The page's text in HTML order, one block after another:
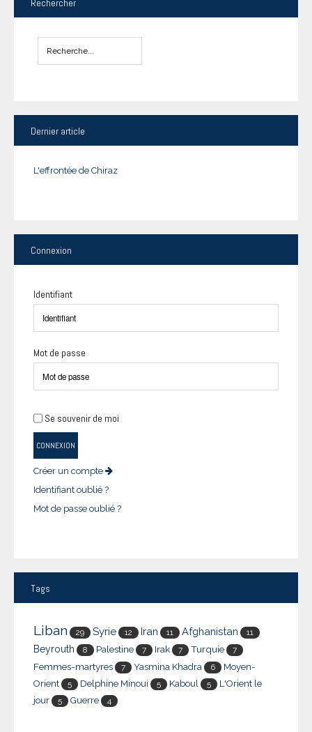
Rechercher
Dernier article
L'effrontée de Chiraz
Connexion
Identifiant
Mot de passe
Se souvenir de moi
CONNEXION
Créer un compte
Identifiant oublié ?
Mot de passe oublié ?
Tags
Liban 29 Syrie 12 Iran 11 Afghanistan 11
Beyrouth 8 Palestine 7 Irak 7 Turquie 7
Femmes-martyres 7 Yasmina Khadra 6
Moyen-
Orient
5 Delphine Minoui 5 Kaboul 5
L'Orient le
jour
5 Guerre 4